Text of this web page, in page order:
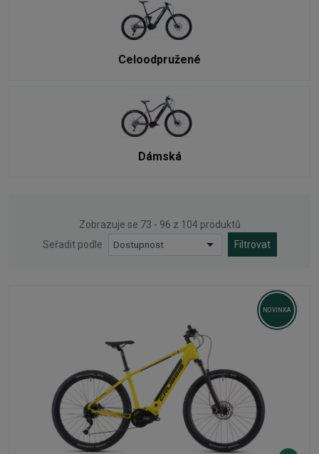
Celoodpružené
Dámská
Zobrazuje se 73 - 96 z 104 produktů
Seřadit podle
Dostupnost Filtrovat
NOVINKA